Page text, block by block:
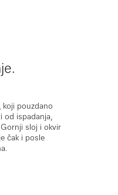
, koji pouzdano
od ispadanja,
sloj i okvir
čak i posle